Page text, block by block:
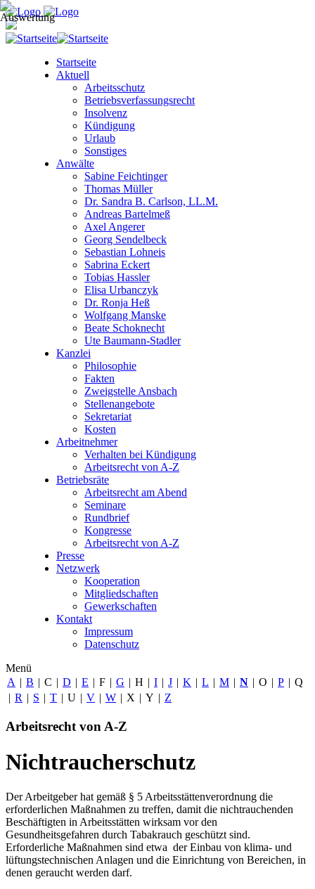
Startseite
Aktuell
Arbeitsschutz
Betriebsverfassungsrecht
Insolvenz
Kündigung
Urlaub
Sonstiges
Anwälte
Sabine Feichtinger
Thomas Müller
Dr. Sandra B. Carlson, LL.M.
Andreas Bartelmeß
Axel Angerer
Georg Sendelbeck
Sebastian Lohneis
Sabrina Eckert
Tobias Hassler
Elisa Urbanczyk
Dr. Ronja Heß
Wolfgang Manske
Beate Schoknecht
Ute Baumann-Stadler
Kanzlei
Philosophie
Fakten
Zweigstelle Ansbach
Stellenangebote
Sekretariat
Kosten
Arbeitnehmer
Verhalten bei Kündigung
Arbeitsrecht von A-Z
Betriebsräte
Arbeitsrecht am Abend
Seminare
Rundbrief
Kongresse
Arbeitsrecht von A-Z
Presse
Netzwerk
Kooperation
Mitgliedschaften
Gewerkschaften
Kontakt
Impressum
Datenschutz
Menü
A | B | C | D | E | F | G | H | I | J | K | L | M | N | O | P | Q
| R | S | T | U | V | W | X | Y | Z
Arbeitsrecht von A-Z
Nichtraucherschutz
Der Arbeitgeber hat gemäß § 5 Arbeitsstättenverordnung die
erforderlichen Maßnahmen zu treffen, damit die nichtrauchenden
Beschäftigten in Arbeitsstätten wirksam vor den
Gesundheitsgefahren durch Tabakrauch geschützt sind.
Erforderliche Maßnahmen sind etwa der Einbau von klima- und
lüftungstechnischen Anlagen und die Einrichtung von Bereichen, in
denen geraucht werden darf.